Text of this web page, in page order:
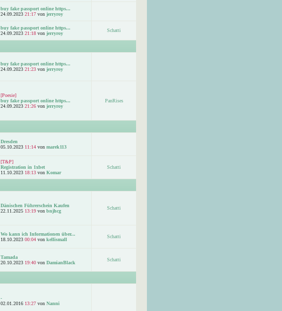
buy fake passport online https...
24.09.2023 21:17 von jerryroy
buy fake passport online https...
24.09.2023 21:18 von jerryroy
Schatti
buy fake passport online https...
24.09.2023 21:23 von jerryroy
[Poesie]
buy fake passport online https...
24.09.2023 21:26 von jerryroy
PanRises
Dresden
05.10.2023 11:14 von marek113
[T&P]
Registration in 1xbet
11.10.2023 18:13 von Komar
Schatti
Dänischen Führerschein Kaufen
22.11.2025 13:19 von bnjhcg
Schatti
Wo kann ich Informationen über...
18.10.2023 00:04 von kellismall
Schatti
Tamada
20.10.2023 19:40 von DamianBlack
Schatti
-
02.01.2016 13:27 von Nanni